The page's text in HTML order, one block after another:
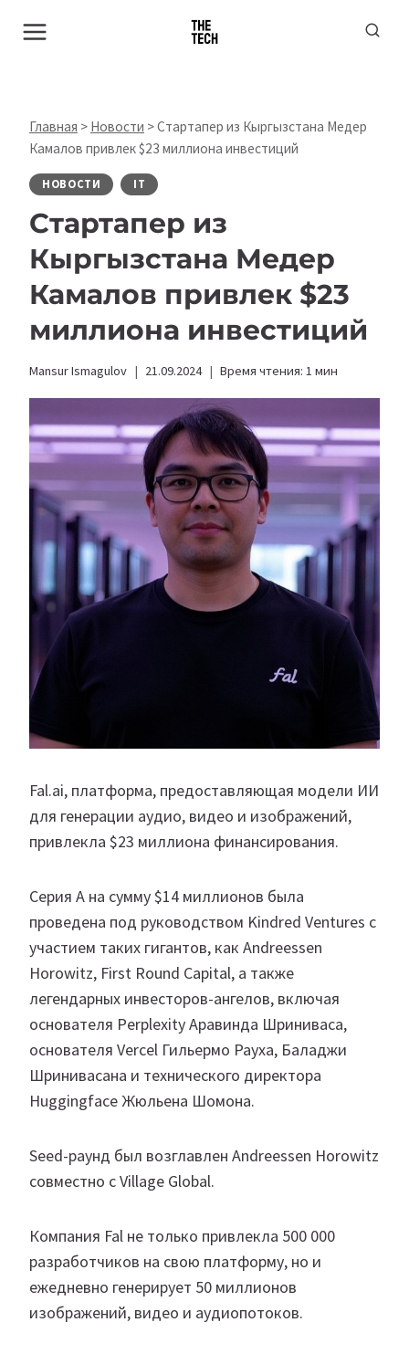
Главная > Новости >Стартапер из Кыргызстана Медер
Камалов привлек $23 миллиона инвестиций
НОВОСТИ IT
Стартапер из
Кыргызстана Медер
Камалов привлек $23
миллиона инвестиций
Mansur Ismagulov 21.09.2024 Время чтения: 1 мин
Fal.ai, платформа, предоставляющая модели ИИ
для генерации аудио, видео и изображений,
привлекла $23 миллиона финансирования.
Серия A на сумму $14 миллионов была
проведена под руководством Kindred Ventures с
участием таких гигантов, как Andreessen
Horowitz, First Round Capital, а также
легендарных инвесторов-ангелов, включая
основателя Perplexity Аравинда Шриниваса,
основателя Vercel Гильермо Рауха, Баладжи
Шринивасана и технического директора
Huggingface Жюльена Шомона.
Seed-раунд был возглавлен Andreessen Horowitz
совместно с Village Global.
Компания Fal не только привлекла 500 000
разработчиков на свою платформу, но и
ежедневно генерирует 50 миллионов
изображений, видео и аудиопотоков.